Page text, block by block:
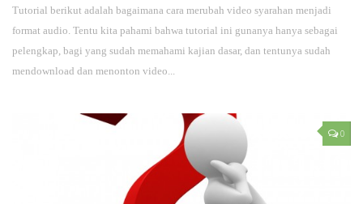
Tutorial berikut adalah bagaimana cara merubah video syarahan menjadi
format audio. Tentu kita pahami bahwa tutorial ini gunanya hanya sebagai
pelengkap, bagi yang sudah memahami kajian dasar, dan tentunya sudah
mendownload dan menonton video...
0